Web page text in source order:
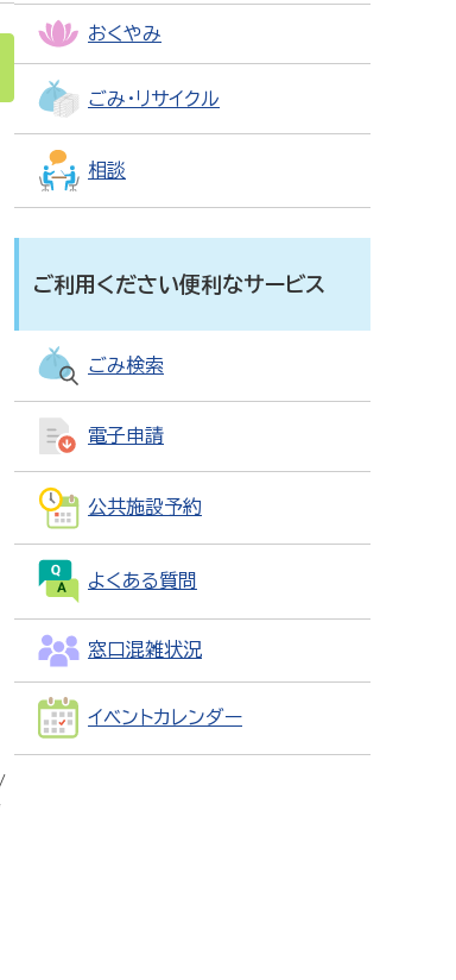
おくやみ
ごみ・リサイクル
相談
ご利用ください便利なサービス
ごみ検索
電子申請
公共施設予約
よくある質問
窓口混雑状況
イベントカレンダー